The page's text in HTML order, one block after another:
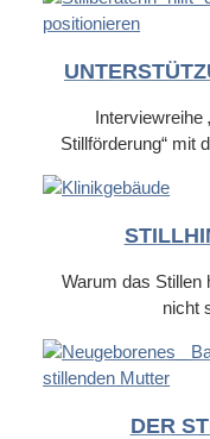
Interviewreihe
Stillförderung“ mit
Warum das Stillen
nicht
DER